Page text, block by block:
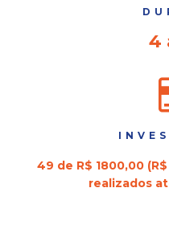
4
49 de R$ 1800,00
realizados